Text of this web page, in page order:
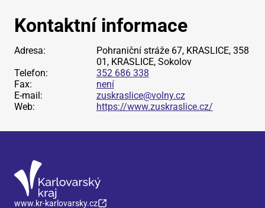
Kontaktní informace
Adresa:
Pohraniční stráže 67, KRASLICE, 358
01, KRASLICE, Sokolov
Telefon:
352 686 338
Fax:
není
E-mail:
zuskraslice@volny.cz
Web:
https://www.zuskraslice.cz/
www.kr-karlovarsky.cz